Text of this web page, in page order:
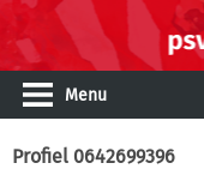
Menu
Profiel 0642699396